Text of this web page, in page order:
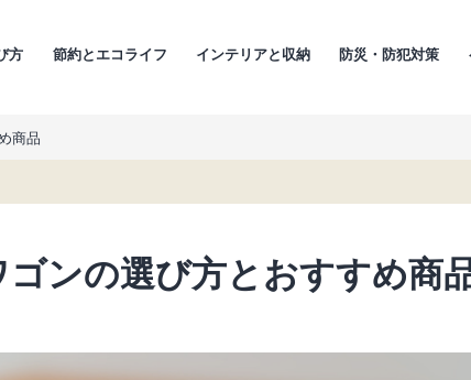
方 節約とエコライフ インテリアと収納 防災・防犯対策
商品
ンの選び方とおすすめ商